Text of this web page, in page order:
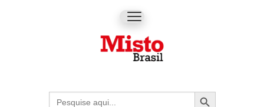
Procurar: Botão de pesquisa